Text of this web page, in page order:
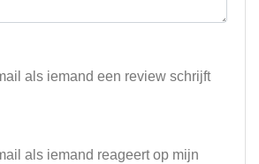
als iemand een review schrijft
als iemand reageert op mijn